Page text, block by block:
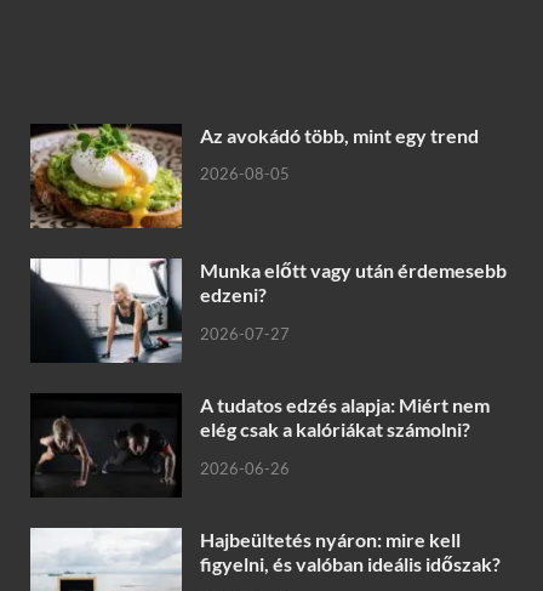
Az avokádó több, mint egy trend
2026-08-05
Munka előtt vagy után érdemesebb
edzeni?
2026-07-27
A tudatos edzés alapja: Miért nem
elég csak a kalóriákat számolni?
2026-06-26
Hajbeültetés nyáron: mire kell
figyelni, és valóban ideális időszak?